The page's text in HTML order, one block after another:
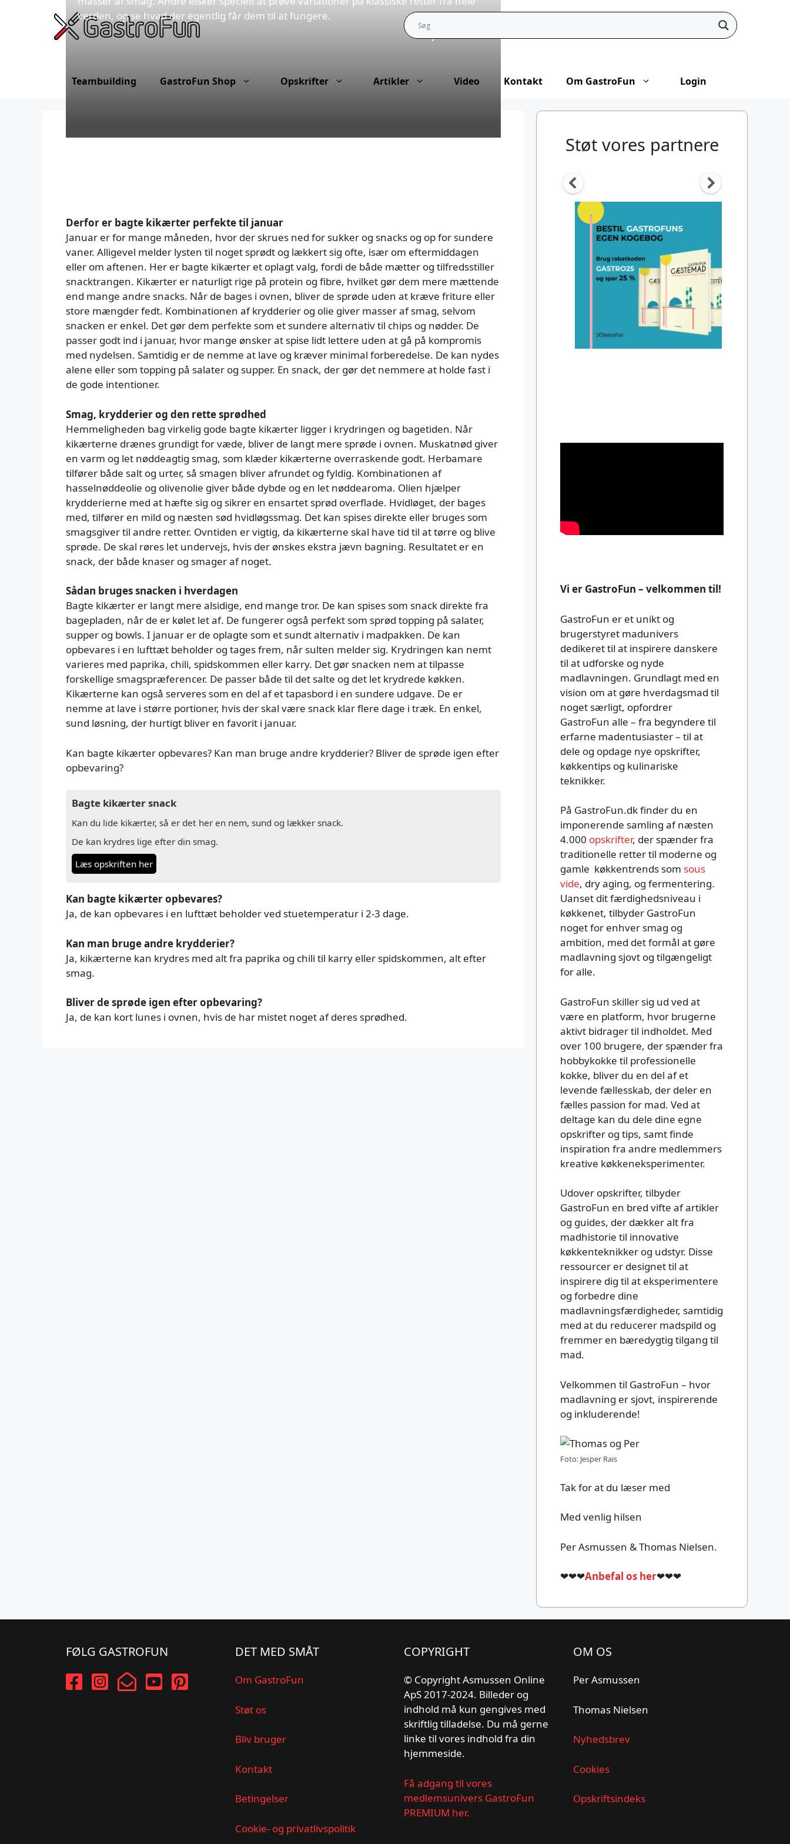
Teambuilding GastroFun Shop Opskrifter Artikler Video Kontakt Om GastroFun Login
verden, og se hvad der egentlig får dem til at fungere.
10. januar 2026
Derfor er bagte kikærter perfekte til januar
Januar er for mange måneden, hvor der skrues ned for sukker og snacks og op for sundere
vaner. Alligevel melder lysten til noget sprødt og lækkert sig ofte, især om eftermiddagen
eller om aftenen. Her er bagte kikærter et oplagt valg, fordi de både mætter og tilfredsstiller
snacktrangen. Kikærter er naturligt rige på protein og fibre, hvilket gør dem mere mættende
end mange andre snacks. Når de bages i ovnen, bliver de sprøde uden at kræve friture eller
store mængder fedt. Kombinationen af krydderier og olie giver masser af smag, selvom
snacken er enkel. Det gør dem perfekte som et sundere alternativ til chips og nødder. De
passer godt ind i januar, hvor mange ønsker at spise lidt lettere uden at gå på kompromis
med nydelsen. Samtidig er de nemme at lave og kræver minimal forberedelse. De kan nydes
alene eller som topping på salater og supper. En snack, der gør det nemmere at holde fast i
de gode intentioner.
Smag, krydderier og den rette sprødhed
Hemmeligheden bag virkelig gode bagte kikærter ligger i krydringen og bagetiden. Når
kikærterne drænes grundigt for væde, bliver de langt mere sprøde i ovnen. Muskatnød giver
en varm og let nøddeagtig smag, som klæder kikærterne overraskende godt. Herbamare
tilfører både salt og urter, så smagen bliver afrundet og fyldig. Kombinationen af
hasselnøddeolie og olivenolie giver både dybde og en let nøddearoma. Olien hjælper
krydderierne med at hæfte sig og sikrer en ensartet sprød overflade. Hvidløget, der bages
med, tilfører en mild og næsten sød hvidløgssmag. Det kan spises direkte eller bruges som
smagsgiver til andre retter. Ovntiden er vigtig, da kikærterne skal have tid til at tørre og blive
sprøde. De skal røres let undervejs, hvis der ønskes ekstra jævn bagning. Resultatet er en
snack, der både knaser og smager af noget.
Sådan bruges snacken i hverdagen
Bagte kikærter er langt mere alsidige, end mange tror. De kan spises som snack direkte fra
bagepladen, når de er kølet let af. De fungerer også perfekt som sprød topping på salater,
supper og bowls. I januar er de oplagte som et sundt alternativ i madpakken. De kan
opbevares i en lufttæt beholder og tages frem, når sulten melder sig. Krydringen kan nemt
varieres med paprika, chili, spidskommen eller karry. Det gør snacken nem at tilpasse
forskellige smagspræferencer. De passer både til det salte og det let krydrede køkken.
Kikærterne kan også serveres som en del af et tapasbord i en sundere udgave. De er
nemme at lave i større portioner, hvis der skal være snack klar flere dage i træk. En enkel,
sund løsning, der hurtigt bliver en favorit i januar.
Kan bagte kikærter opbevares? Kan man bruge andre krydderier? Bliver de sprøde igen efter
opbevaring?
Bagte kikærter snack
Kan du lide kikærter, så er det her en nem, sund og lækker snack.
De kan krydres lige efter din smag.
Læs opskriften her
Kan bagte kikærter opbevares?
Ja, de kan opbevares i en lufttæt beholder ved stuetemperatur i 2-3 dage.
Kan man bruge andre krydderier?
Ja, kikærterne kan krydres med alt fra paprika og chili til karry eller spidskommen, alt efter
smag.
Bliver de sprøde igen efter opbevaring?
Ja, de kan kort lunes i ovnen, hvis de har mistet noget af deres sprødhed.
Støt vores partnere
Vi er GastroFun – velkommen til!
GastroFun er et unikt og
brugerstyret madunivers
dedikeret til at inspirere danskere
til at udforske og nyde
madlavningen. Grundlagt med en
vision om at gøre hverdagsmad til
noget særligt, opfordrer
GastroFun alle – fra begyndere til
erfarne madentusiaster – til at
dele og opdage nye opskrifter,
køkkentips og kulinariske
teknikker.
På GastroFun.dk finder du en
imponerende samling af næsten
4.000 opskrifter, der spænder fra
traditionelle retter til moderne og
gamle køkkentrends som sous
vide, dry aging, og fermentering.
Uanset dit færdighedsniveau i
køkkenet, tilbyder GastroFun
noget for enhver smag og
ambition, med det formål at gøre
madlavning sjovt og tilgængeligt
for alle.
GastroFun skiller sig ud ved at
være en platform, hvor brugerne
aktivt bidrager til indholdet. Med
over 100 brugere, der spænder fra
hobbykokke til professionelle
kokke, bliver du en del af et
levende fællesskab, der deler en
fælles passion for mad. Ved at
deltage kan du dele dine egne
opskrifter og tips, samt finde
inspiration fra andre medlemmers
kreative køkkeneksperimenter.
Udover opskrifter, tilbyder
GastroFun en bred vifte af artikler
og guides, der dækker alt fra
madhistorie til innovative
køkkenteknikker og udstyr. Disse
ressourcer er designet til at
inspirere dig til at eksperimentere
og forbedre dine
madlavningsfærdigheder, samtidig
med at du reducerer madspild og
fremmer en bæredygtig tilgang til
mad.
Velkommen til GastroFun – hvor
madlavning er sjovt, inspirerende
og inkluderende!
Foto: Jesper Rais
Tak for at du læser med
Med venlig hilsen
Per Asmussen & Thomas Nielsen.
❤❤❤Anbefal os her❤❤❤
FØLG GASTROFUN DET MED SMÅT
Om GastroFun
Støt os
Bliv bruger
Kontakt
Betingelser
Cookie- og privatlivspolitik
COPYRIGHT
© Copyright Asmussen Online
ApS 2017-2024. Billeder og
indhold må kun gengives med
skriftlig tilladelse. Du må gerne
linke til vores indhold fra din
hjemmeside.
Få adgang til vores
medlemsunivers GastroFun
PREMIUM her.
OM OS
Per Asmussen
Thomas Nielsen
Nyhedsbrev
Cookies
Opskriftsindeks